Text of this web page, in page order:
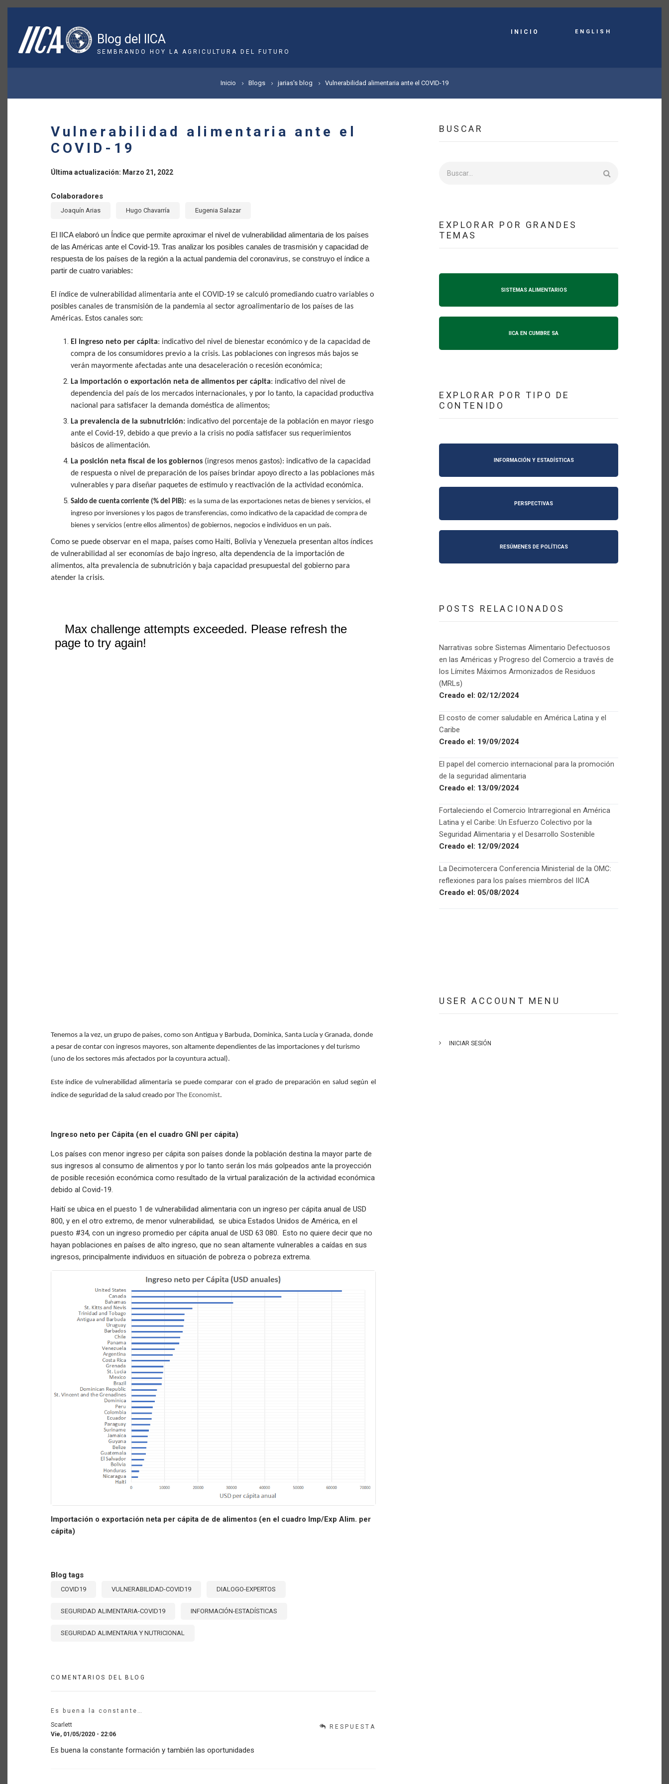
Pasar
contenido
principal
Blog del IICA
SEMBRANDO HOY LA AGRICULTURA DEL FUTURO
INICIO English
ENLACES
AYUDA
NAVEGACIÓN
Inicio Blogs jarias's blog Vulnerabilidad alimentaria ante el COVID-19
Vulnerabilidad alimentaria ante el
COVID-19
Última actualización: Marzo 21, 2022
Colaboradores
Joaquín Arias Hugo Chavarría Eugenia Salazar
El IICA elaboró un Índice que permite aproximar el nivel de vulnerabilidad alimentaria de los países
de las Américas ante el Covid-19. Tras analizar los posibles canales de trasmisión y capacidad de
respuesta de los países de la región a la actual pandemia de coronavirus, se construyo el índice a
partir de cuatro variables:
El índice de vulnerabilidad alimentaria ante el COVID-19 se calculó promediando cuatro variables o
posibles canales de transmisión de la pandemia al sector agroalimentario de los países de las
Américas. Estos canales son:
El ingreso neto per cápita: indicativo del nivel de bienestar económico y de la capacidad de
compra de los consumidores previo a la crisis. Las poblaciones con ingresos más bajos se
verán mayormente afectadas ante una desaceleración o recesión económica;
La importación o exportación neta de alimentos per cápita: indicativo del nivel de
dependencia del país de los mercados internacionales, y por lo tanto, la capacidad productiva
nacional para satisfacer la demanda doméstica de alimentos;
La prevalencia de la subnutrición: indicativo del porcentaje de la población en mayor riesgo
ante el Covid-19, debido a que previo a la crisis no podía satisfacer sus requerimientos
básicos de alimentación.
La posición neta fiscal de los gobiernos (ingresos menos gastos): indicativo de la capacidad
de respuesta o nivel de preparación de los países brindar apoyo directo a las poblaciones más
vulnerables y para diseñar paquetes de estímulo y reactivación de la actividad económica.
Saldo de cuenta corriente (% del PIB): es la suma de las exportaciones netas de bienes y servicios, el
ingreso por inversiones y los pagos de transferencias, como indicativo de la capacidad de compra de
bienes y servicios (entre ellos alimentos) de gobiernos, negocios e individuos en un país.
Como se puede observar en el mapa, países como Haití, Bolivia y Venezuela presentan altos índices
de vulnerabilidad al ser economías de bajo ingreso, alta dependencia de la importación de
alimentos, alta prevalencia de subnutrición y baja capacidad presupuestal del gobierno para
atender la crisis.
Tenemos a la vez, un grupo de países, como son Antigua y Barbuda, Dominica, Santa Lucía y Granada, donde
a pesar de contar con ingresos mayores, son altamente dependientes de las importaciones y del turismo
(uno de los sectores más afectados por la coyuntura actual).
Este índice de vulnerabilidad alimentaria se puede comparar con el grado de preparación en salud según el
índice de seguridad de la salud creado por The Economist.
Ingreso neto per Cápita (en el cuadro GNI per cápita)
Los países con menor ingreso per cápita son países donde la población destina la mayor parte de
sus ingresos al consumo de alimentos y por lo tanto serán los más golpeados ante la proyección
de posible recesión económica como resultado de la virtual paralización de la actividad económica
debido al Covid-19.
Haití se ubica en el puesto 1 de vulnerabilidad alimentaria con un ingreso per cápita anual de USD
800, y en el otro extremo, de menor vulnerabilidad, se ubica Estados Unidos de América, en el
puesto #34, con un ingreso promedio per cápita anual de USD 63 080. Esto no quiere decir que no
hayan poblaciones en países de alto ingreso, que no sean altamente vulnerables a caídas en sus
ingresos, principalmente individuos en situación de pobreza o pobreza extrema.
Importación o exportación neta per cápita de de alimentos (en el cuadro Imp/Exp Alim. per
cápita)
Blog tags
COVID19 VULNERABILIDAD-COVID19 DIALOGO-EXPERTOS
SEGURIDAD ALIMENTARIA-COVID19 INFORMACIÓN-ESTADÍSTICAS
SEGURIDAD ALIMENTARIA Y NUTRICIONAL
COMENTARIOS DEL BLOG
Es buena la constante…
RESPUESTA
Scarlett
Vie, 01/05/2020 - 22:06
Es buena la constante formación y también las oportunidades
BUSCAR
EXPLORAR POR GRANDES
TEMAS
SISTEMAS ALIMENTARIOS
IICA EN CUMBRE SA
EXPLORAR POR TIPO DE
CONTENIDO
INFORMACIÓN Y ESTADÍSTICAS
PERSPECTIVAS
RESÚMENES DE POLÍTICAS
POSTS RELACIONADOS
Narrativas sobre Sistemas Alimentario Defectuosos
en las Américas y Progreso del Comercio a través de
los Límites Máximos Armonizados de Residuos
(MRLs)
Creado el: 02/12/2024
El costo de comer saludable en América Latina y el
Caribe
Creado el: 19/09/2024
El papel del comercio internacional para la promoción
de la seguridad alimentaria
Creado el: 13/09/2024
Fortaleciendo el Comercio Intrarregional en América
Latina y el Caribe: Un Esfuerzo Colectivo por la
Seguridad Alimentaria y el Desarrollo Sostenible
Creado el: 12/09/2024
La Decimotercera Conferencia Ministerial de la OMC:
reflexiones para los países miembros del IICA
Creado el: 05/08/2024
USER ACCOUNT MENU
INICIAR SESIÓN